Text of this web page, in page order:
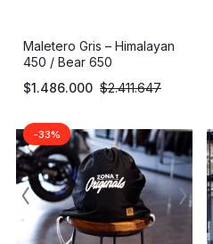
Maletero Gris – Himalayan
450 / Bear 650
$2.411.647
$1.486.000
-33%